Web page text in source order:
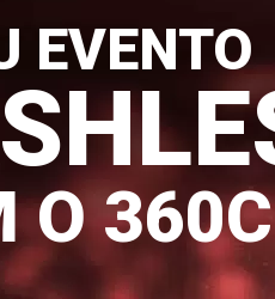
EVENTO
O